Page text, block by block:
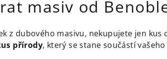
masiv od
z dubového masivu, nekupujete jen kus
přírody, který se stane součástí